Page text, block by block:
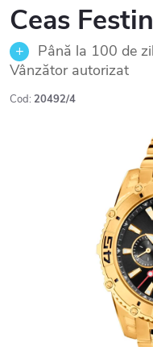
Ceas
Până la 100 de
Vânzător autorizat
Cod: 20492/4